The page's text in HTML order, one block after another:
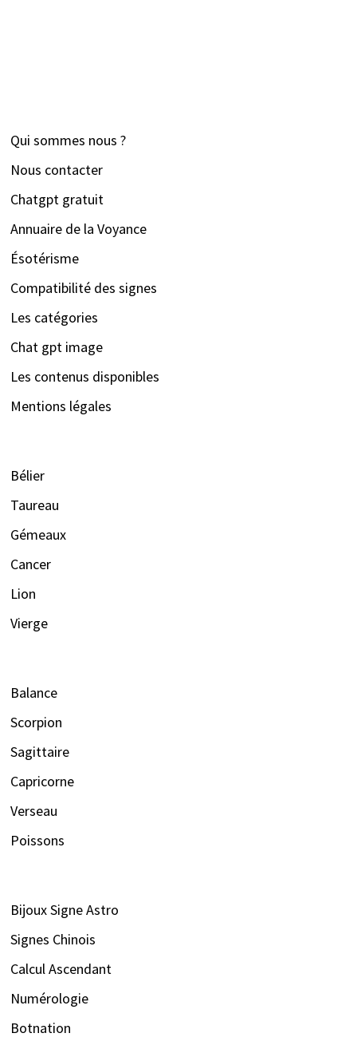
Qui sommes nous ?
Nous contacter
Chatgpt gratuit
Annuaire de la Voyance
Ésotérisme
Compatibilité des signes
Les catégories
Chat gpt image
Les contenus disponibles
Mentions légales
Bélier
Taureau
Gémeaux
Cancer
Lion
Vierge
Balance
Scorpion
Sagittaire
Capricorne
Verseau
Poissons
Bijoux Signe Astro
Signes Chinois
Calcul Ascendant
Numérologie
Botnation